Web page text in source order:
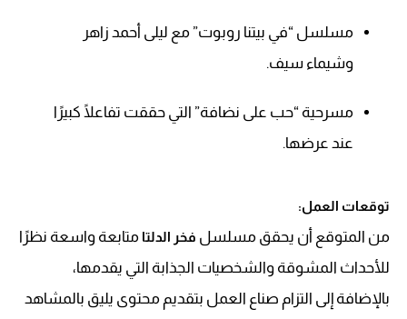
مسلسل “في بيتنا روبوت” مع ليلى أحمد زاهر
وشيماء سيف.
مسرحية “حب على نضافة” التي حققت تفاعلًا كبيرًا
عند عرضها.
توقعات العمل:
من المتوقع أن يحقق مسلسل فخر الدلتا متابعة واسعة نظرًا
للأحداث المشوقة والشخصيات الجذابة التي يقدمها،
بالإضافة إلى التزام صناع العمل بتقديم محتوى يليق بالمشاهد